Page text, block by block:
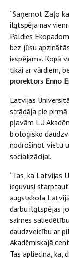
“Saņemot Zaļo
ilgtspēja nav
Paldies
bez jūsu
iespējama. Kopā
tikai ar vārdiem,
prorektors Enno
Latvijas
strādāja pie
pļavām LU
bioloģisko
nodrošinot vietu
socializācijai.
“Tas, ka Latvijas
ieguvusi
augstskola
darbu ilgtspējas
saimes
daudzveidību ar
Akadēmiskajā
Tas apliecina, ka,